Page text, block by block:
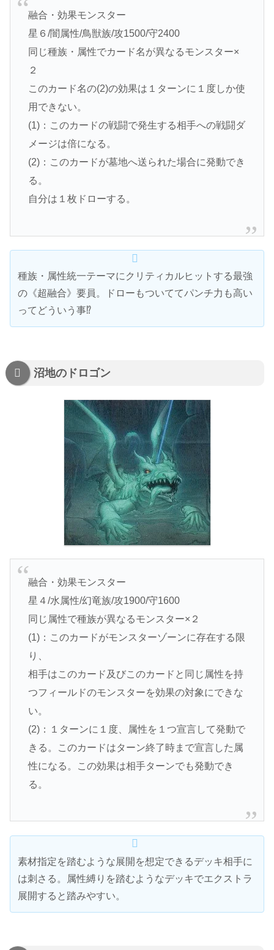
融合・効果モンスター
星６/闇属性/鳥獣族/攻1500/守2400
同じ種族・属性でカード名が異なるモンスター×
２
このカード名の(2)の効果は１ターンに１度しか使
用できない。
(1)：このカードの戦闘で発生する相手への戦闘ダ
メージは倍になる。
(2)：このカードが墓地へ送られた場合に発動でき
る。
自分は１枚ドローする。
種族・属性統一テーマにクリティカルヒットする最強
の《超融合》要員。ドローもついててパンチ力も高い
ってどういう事⁉
沼地のドロゴン
融合・効果モンスター
星４/水属性/幻竜族/攻1900/守1600
同じ属性で種族が異なるモンスター×２
(1)：このカードがモンスターゾーンに存在する限
り、
相手はこのカード及びこのカードと同じ属性を持
つフィールドのモンスターを効果の対象にできな
い。
(2)：１ターンに１度、属性を１つ宣言して発動で
きる。このカードはターン終了時まで宣言した属
性になる。この効果は相手ターンでも発動でき
る。
素材指定を踏むような展開を想定できるデッキ相手に
は刺さる。属性縛りを踏むようなデッキでエクストラ
展開すると踏みやすい。